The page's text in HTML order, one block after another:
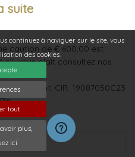
continuez à naviguer sur le site, vous
des cookies.
tout
plus,
ici
salle à manger avec
1 chambre double, 1
simple, 1 salle de bain
bidet et lavabo).
avec salle de bain avec
ensoleillée.
suite
caution de € 600,00 est
s’il vous plaît consultez nos
CIR: 19087050C23